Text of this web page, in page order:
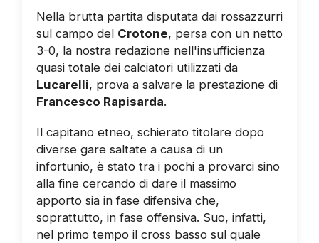
Nella brutta partita disputata dai rossazzurri
sul campo del Crotone, persa con un netto
3-0, la nostra redazione nell'insufficienza
quasi totale dei calciatori utilizzati da
Lucarelli, prova a salvare la prestazione di
Francesco Rapisarda.
Il capitano etneo, schierato titolare dopo
diverse gare saltate a causa di un
infortunio, è stato tra i pochi a provarci sino
alla fine cercando di dare il massimo
apporto sia in fase difensiva che,
soprattutto, in fase offensiva. Suo, infatti,
nel primo tempo il cross basso sul quale